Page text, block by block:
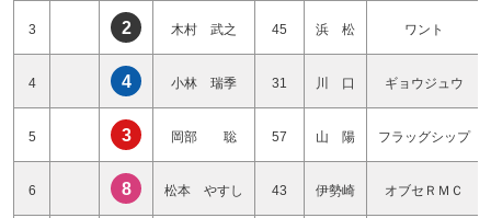
3 2 木村 武之 45 浜 松 ワント
4 4 小林 瑞季 31 川 口 ギョウジュウ
5 3 岡部 聡 57 山 陽 フラッグシップ
6 8 松本 やすし 43 伊勢崎 オブセＲＭＣ